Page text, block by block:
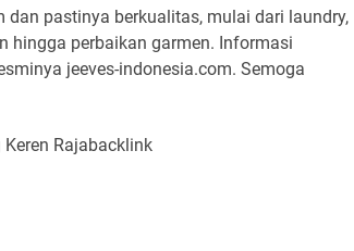
pastinya berkualitas, mulai dari laundry,
hingga perbaikan garmen. Informasi
jeeves-indonesia.com. Semoga